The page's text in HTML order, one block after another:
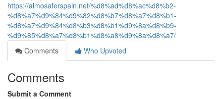
https://almosaferspain.net/%d8%ad%d8%ac%d8%b2-
%d8%a7%d9%84%d9%82%d8%b7%d8%a7%d8%b1-
%d8%a7%d9%84%d8%b3%d8%b1%d9%8a%d8%b9-
%d9%85%d8%a7%d8%b1%d8%a8%d9%8a%d8%a7/
Comments
Who Upvoted
Comments
Submit a Comment